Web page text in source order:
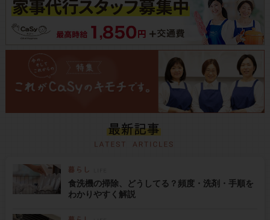
食洗機の掃除、どうしてる？頻度・洗剤・手順を
わかりやすく解説